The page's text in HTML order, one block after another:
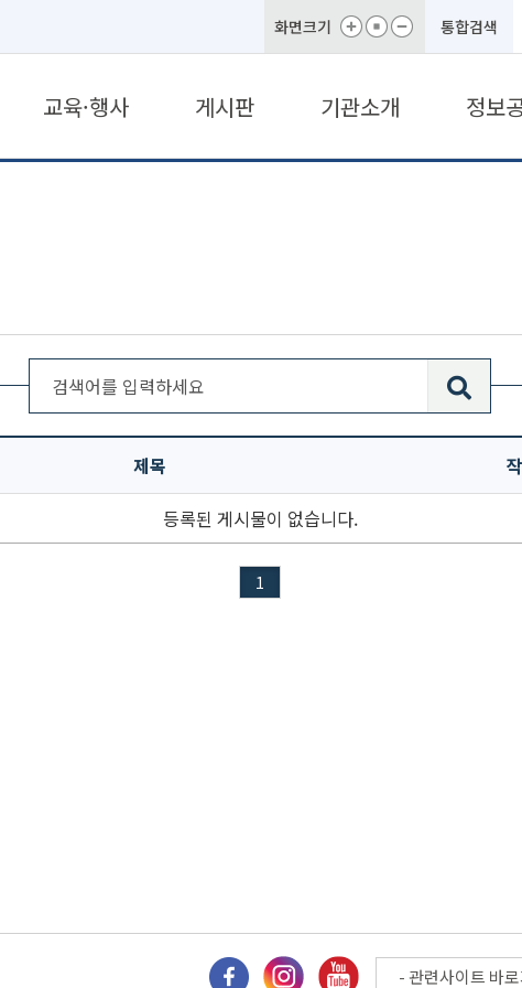
화면크기 통합검색
교육·행사 게시판 기관소개 정보
제목
등록된 게시물이 없습니다.
1